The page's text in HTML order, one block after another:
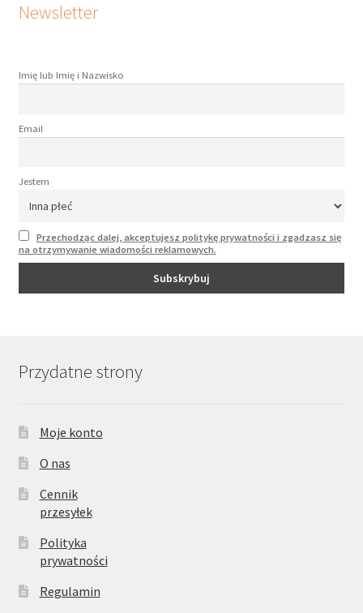
Newsletter
Imię lub Imię i Nazwisko
Email
Jestem
Przechodząc dalej, akceptujesz politykę prywatności i zgadzasz się
na otrzymywanie wiadomości reklamowych.
Przydatne strony
Moje konto
O nas
Cennik
przesyłek
Polityka
prywatności
Regulamin